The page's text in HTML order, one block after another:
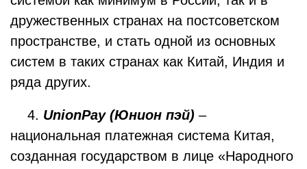
дружественных странах на постсоветском
пространстве, и стать одной из основных
систем в таких странах как Китай, Индия и
ряда других.
4. UnionPay (Юнион пэй) –
национальная платежная система Китая,
созданная государством в лице «Народного